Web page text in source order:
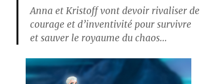
Anna et Kristoff vont devoir rivaliser de
courage et d’inventivité pour survivre
et sauver le royaume du chaos…